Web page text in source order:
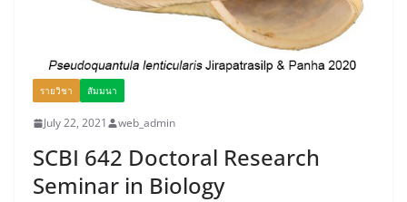
รายวิชา สัมมนา
July 22, 2021 web_admin
SCBI 642 Doctoral Research
Seminar in Biology